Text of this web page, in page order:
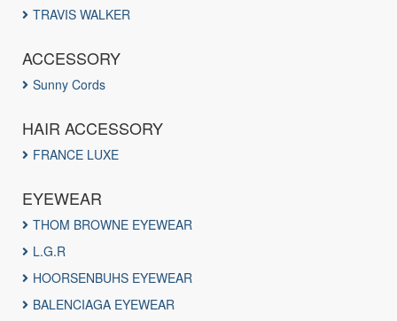
TRAVIS WALKER
ACCESSORY
Sunny Cords
HAIR ACCESSORY
FRANCE LUXE
EYEWEAR
THOM BROWNE EYEWEAR
L.G.R
HOORSENBUHS EYEWEAR
BALENCIAGA EYEWEAR